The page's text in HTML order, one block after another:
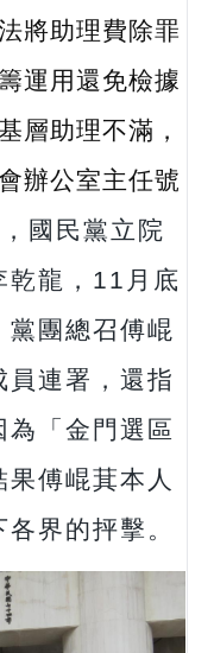
將助理費除罪
運用還免檢據
層助理不滿，
辦公室主任號
國民黨立院
乾龍，11月底
黨團總召傅崐
連署，還指
為「金門選區
傅崐萁本人
界的抨擊。